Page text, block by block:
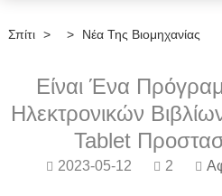
Σπίτι > > Νέα Της Βιομηχανίας
Είναι Ένα
Ηλεκτρονικών
Tablet
2023-05-12 2